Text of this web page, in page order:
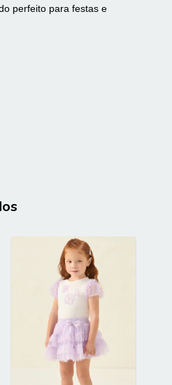
perfeito para festas e